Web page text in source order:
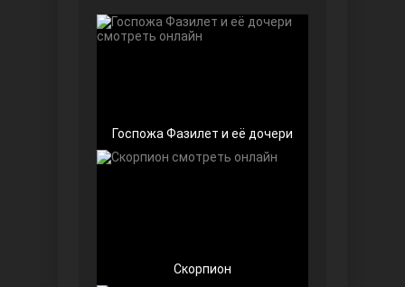
Чёрно-белая любовь
Госпожа Фазилет и её дочери
Скорпион